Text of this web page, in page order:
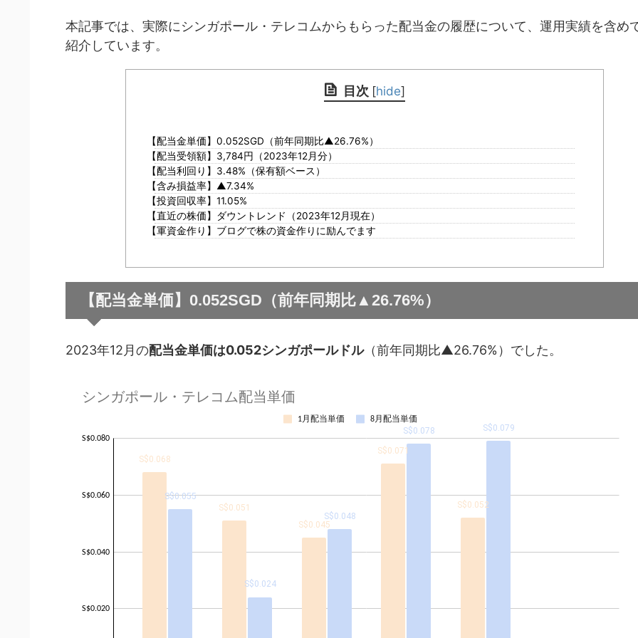
本記事では、実際にシンガポール・テレコムからもらった配当金の履歴について、運用実績を含め
紹介しています。
目次 [hide]
【配当金単価】0.052SGD（前年同期比▲26.76%）
【配当受領額】3,784円（2023年12月分）
【配当利回り】3.48%（保有額ベース）
【含み損益率】▲7.34%
【投資回収率】11.05%
【直近の株価】ダウントレンド（2023年12月現在）
【軍資金作り】ブログで株の資金作りに励んでます
【配当金単価】0.052SGD（前年同期比▲26.76%）
2023年12月の配当金単価は0.052シンガポールドル（前年同期比▲26.76%）でした。